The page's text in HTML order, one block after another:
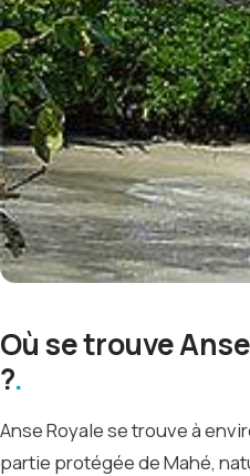
Où se trouve
?
Anse Royale se trouve à
partie protégée de Mahé,